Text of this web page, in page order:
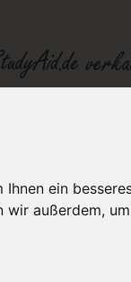
ein
außerdem,